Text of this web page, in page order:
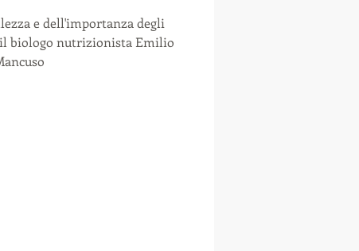
e dell'importanza degli
biologo nutrizionista Emilio